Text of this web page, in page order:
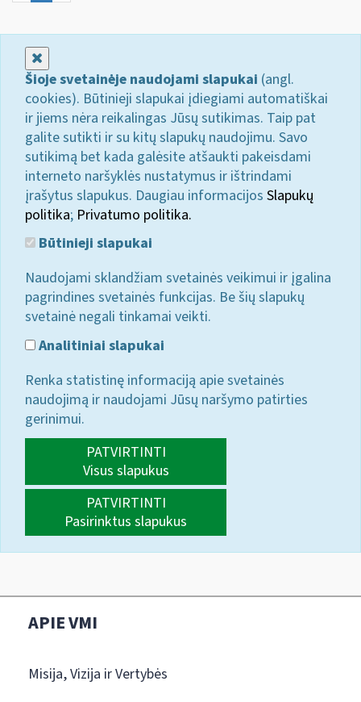
Šioje svetainėje naudojami slapukai (angl.
cookies). Būtinieji slapukai įdiegiami automatiškai
ir jiems nėra reikalingas Jūsų sutikimas. Taip pat
galite sutikti ir su kitų slapukų naudojimu. Savo
sutikimą bet kada galėsite atšaukti pakeisdami
interneto naršyklės nustatymus ir ištrindami
įrašytus slapukus. Daugiau informacijos Slapukų
politika; Privatumo politika.
Būtinieji slapukai
Naudojami sklandžiam svetainės veikimui ir įgalina
pagrindines svetainės funkcijas. Be šių slapukų
svetainė negali tinkamai veikti.
Analitiniai slapukai
Renka statistinę informaciją apie svetainės
naudojimą ir naudojami Jūsų naršymo patirties
gerinimui.
PATVIRTINTI
Visus slapukus
PATVIRTINTI
Pasirinktus slapukus
APIE VMI
Misija, Vizija ir Vertybės